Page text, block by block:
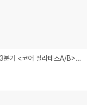
3분기 <코어 필라테스A/B>, <영어회화(초급)> 정원 마감